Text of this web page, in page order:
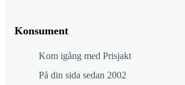
Konsument
Kom igång med Prisjakt
På din sida sedan 2002